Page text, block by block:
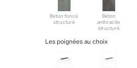
Béton foncé
structuré
Béton
anthracite
structuré
Les poignées au choix